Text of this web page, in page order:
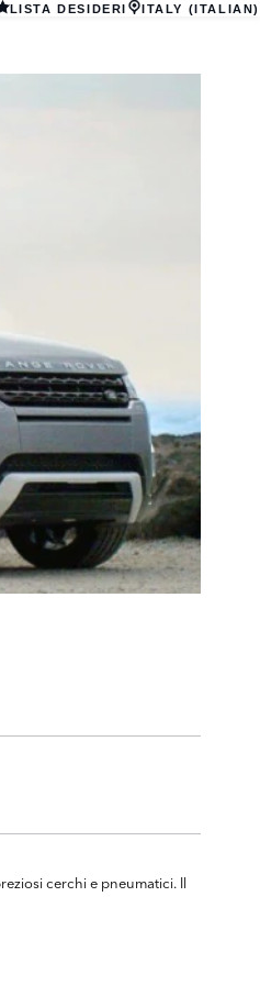
LISTA DESIDERI ITALY (ITALIAN)
cerchi e pneumatici. Il